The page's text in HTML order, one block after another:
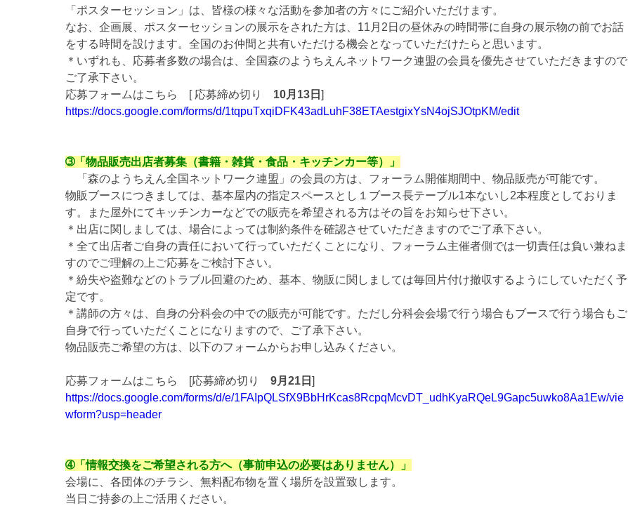
「ポスターセッション」は、皆様の様々な活動を参加者の方々にご紹介いただけます。
なお、企画展、ポスターセッションの展示をされた方は、11月2日の昼休みの時間帯に自身の展示物の前でお話
をする時間を設けます。全国のお仲間と共有いただける機会となっていただけたらと思います。
＊いずれも、応募者多数の場合は、全国森のようちえんネットワーク連盟の会員を優先させていただきますので
ご了承下さい。
応募フォームはこちら [ 応募締め切り 10月13日 ]
https://docs.google.com/forms/d/1tqpuTxqiDFK43adLuhF38ETAestgixYsN4ojSJOtpKM/edit
➂「物品販売出店者募集（書籍・雑貨・食品・キッチンカー等）」
「森のようちえん全国ネットワーク連盟」の会員の方は、フォーラム開催期間中、物品販売が可能です。
物販ブースにつきましては、基本屋内の指定スペースとし１ブース長テーブル1本ないし2本程度としておりま
す。また屋外にてキッチンカーなどでの販売を希望される方はその旨をお知らせ下さい。
＊出店に関しましては、場合によっては制約条件を確認させていただきますのでご了承下さい。
＊全て出店者ご自身の責任において行っていただくことになり、フォーラム主催者側では一切責任は負い兼ねま
すのでご理解の上ご応募をご検討下さい。
＊紛失や盗難などのトラブル回避のため、基本、物販に関しましては毎回片付け撤収するようにしていただく予
定です。
＊講師の方々は、自身の分科会の中での販売が可能です。ただし分科会会場で行う場合もブースで行う場合もご
自身で行っていただくことになりますので、ご了承下さい。
物品販売ご希望の方は、以下のフォームからお申し込みください。
応募フォームはこちら [応募締め切り 9月21日 ]
https://docs.google.com/forms/d/e/1FAIpQLSfX9BbHrKcas8RcpqMcvDT_udhKyaRQeL9Gapc5uwko8Aa1Ew/vie
wform?usp=header
➃「情報交換をご希望される方へ（事前申込の必要はありません）」
会場に、各団体のチラシ、無料配布物を置く場所を設置致します。
当日ご持参の上ご活用ください。